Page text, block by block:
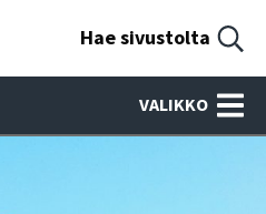
Hae sivustolta
VALIKKO